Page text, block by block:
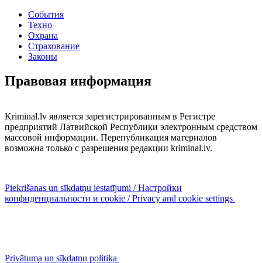
События
Техно
Охрана
Страхование
Законы
Правовая информация
Kriminal.lv является зарегистрированным в Регистре
предприятий Латвийской Республики электронным средством
массовой информации. Перепубликация материалов
возможна только с разрешения редакции kriminal.lv.
Piekrišanas un sīkdatņu iestatījumi / Настройки
конфиденциальности и cookie / Privacy and cookie settings
Privātuma un sīkdatņu politika